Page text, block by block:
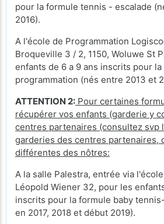
pour la formule tennis - escalade
2016).
A l'école de Programmation
Broqueville 3 / 2, 1150, Woluwe St
enfants de 6 a 9 ans inscrits pour
programmation (nés entre 2013 et
ATTENTION 2: Pour certaines
récupérer vos enfants (garderie y
centres partenaires (consultez svp
garderies des centres partenaires,
différentes des nôtres:
A la salle Palestra, entrée via
Léopold Wiener 32, pour les
inscrits pour la formule baby
en 2017, 2018 et début 2019).